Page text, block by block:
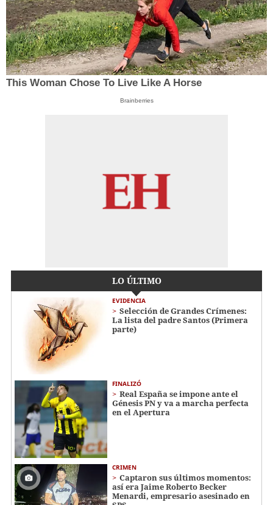
This Woman Chose To Live Like A Horse
Brainberries
LO ÚLTIMO
EVIDENCIA
Selección de Grandes Crímenes:
La lista del padre Santos (Primera
parte)
FINALIZÓ
Real España se impone ante el
Génesis PN y va a marcha perfecta
en el Apertura
CRIMEN
Captaron sus últimos momentos:
así era Jaime Roberto Becker
Menardi​​​, empresario asesinado en